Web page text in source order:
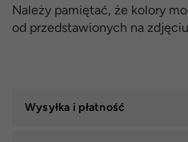
Należy pamiętać, że kolory
od przedstawionych na
Wysyłka i płatność